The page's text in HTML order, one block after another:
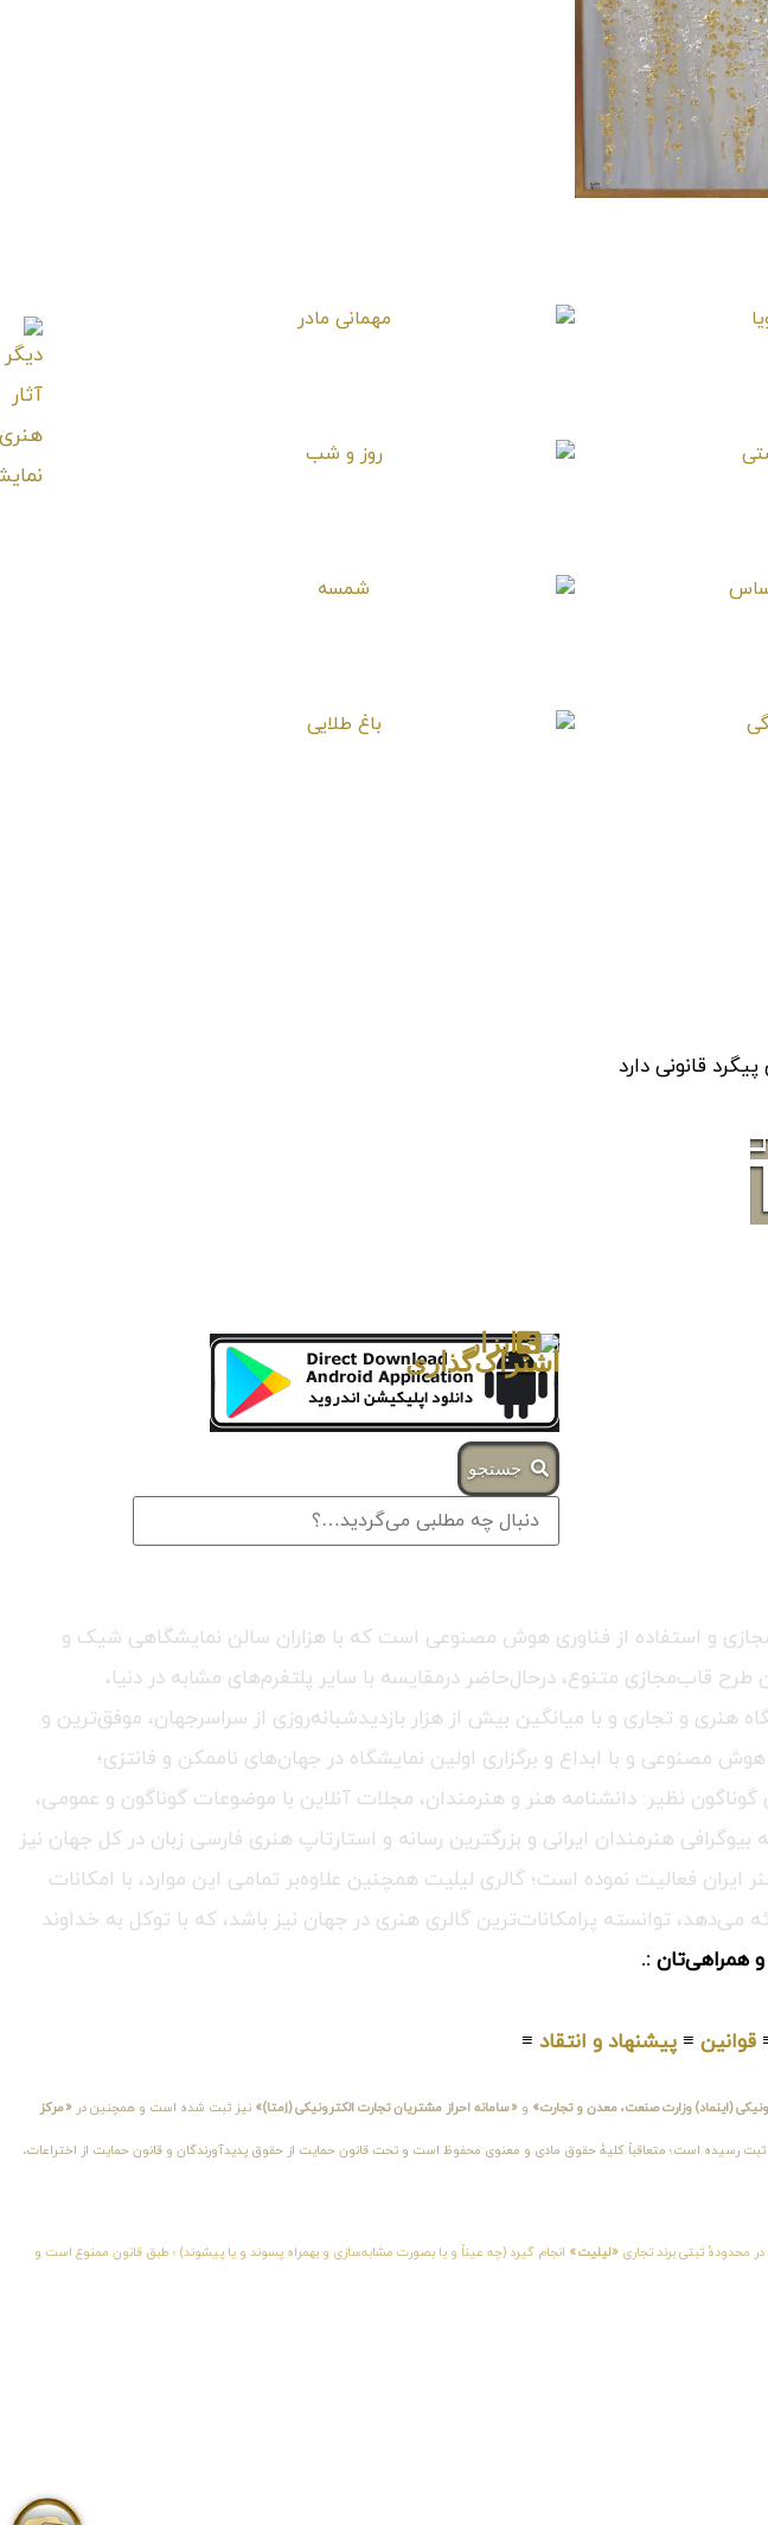
قانونی دارد
جستجو
مجازی و استفاده از فناوری هوش مصنوعی است که با هزاران سالن نمایشگاهی شیک و
قاب‌مجازی متنوع، درحال‌حاضر درمقایسه با سایر پلتفرم‌های مشابه در دنیا،
و بزرگترین گالری آنلاین در کل جهان می‌باشد، که باتجربهٔ برگزاری بیش از ۲۵۰ نمایشگاه هنری و تجاری و با میانگین بیش از هزار بازدیدشبانه‌روزی از سراسرجهان، موفق‌ترین و
مصنوعی و با ابداع و برگزاری اولین نمایشگاه در جهان‌های ناممکن و فانتزی؛
نظیر: دانشنامه هنر و هنرمندان، مجلات آنلاین با موضوعات گوناگون و عمومی،
هنرمندان ایرانی و بزرگترین رسانه و استارتاپ هنری فارسی زبان در کل جهان نیز
فعالیت نموده است؛ گالری لیلیت همچنین علاوه‌بر تمامی این موارد، با امکانات
می‌دهد، توانسته پرامکانات‌ترین گالری هنری در جهان نیز باشد، که با توکل به خداوند
همراهی‌تان :.
قوانین ≡ پیشنهاد و انتقاد ≡
(اینماد) وزارت صنعت، معدن و تجارت» و «سامانه احراز مشتریان تجارت الکترونیکی (اِمتا)» نیز ثبت شده است و همچنین در «مرکز
۱-۳-۶۵-۷۱۲۳۹۹-۱-۱ ، نیز به ثبت رسیده است؛ متعاقباً کلیهٔ حقوق مادی و معنوی محفوظ است و تحت قانون حمایت از حقوق پدیدآورندگان و قانون حمایت از اختراعات،
محدودهٔ ثبتی برند تجاری «لیلیت» انجام گیرد (چه عیناً و یا بصورت مشابه‌سازی و بهمراه پسوند و یا پیشوند) ؛ طبق قانون ممنوع است و